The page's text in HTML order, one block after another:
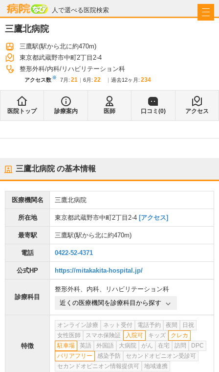
人で選べる医院検索
病院なび
三鷹北病院
三鷹駅(駅から北に約470m)
東京都武蔵野市中町2丁目2-4
整形外科 内科 リハビリテーション科
アクセス数※ 7月 : 21 6月 : 22 過去12ヶ月: 234
医院トップ 診療案内 医師 口コミ(0) アクセス
三鷹北病院の基本情報
医療機関名 三鷹北病院
所在地 東京都武蔵野市中町2丁目2-4 [アクセス]
最寄駅 三鷹駅(駅から北に約470m)
電話 0422-52-4371
公式HP https://mitakakita-hospital.jp/
診療科目
整形外科、 内科、
リハビリテーション科
近くの医療機関を診療科目から探す
特徴
オンライン診療 ネット受付 電話予約 夜間
日祝
女性医師
スマホ保険証 入院可 キッズ
クレカ
駐車場
英語 外国語 大病院 がん 在宅 訪問
DPC
バリアフリー
感染予防
セカンドオピニオン受診可
セカンドオピニオン情報提供可
地域連携